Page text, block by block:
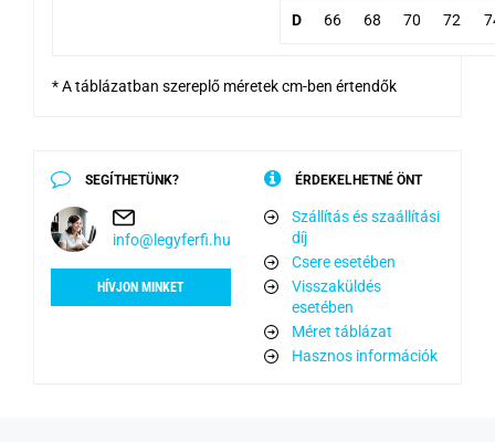
D 66 68 70 72
* A táblázatban szereplő méretek cm-ben értendők
SEGÍTHETÜNK?
info@legyferfi.hu
HÍVJON MINKET
ÉRDEKELHETNÉ ÖNT
Szállítás és szaállítási
díj
Csere esetében
Visszaküldés
esetében
Méret táblázat
Hasznos információk